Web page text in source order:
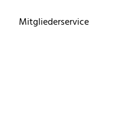
Mitgliederservice